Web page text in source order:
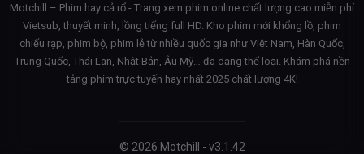
Motchill – Phim hay cả rổ - Trang xem phim online chất lượng cao miễn phí
Vietsub, thuyết minh, lồng tiếng full HD. Kho phim mới khổng lồ, phim
chiếu rạp, phim bộ, phim lẻ từ nhiều quốc gia như Việt Nam, Hàn Quốc,
Trung Quốc, Thái Lan, Nhật Bản, Âu Mỹ… đa dạng thể loại. Khám phá nền
tảng phim trực tuyến hay nhất 2025 chất lượng 4K!
© 2026 Motchill - v3.1.42